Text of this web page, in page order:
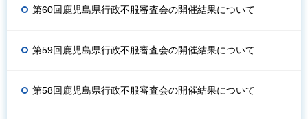
第60回鹿児島県行政不服審査会の開催結果について
第59回鹿児島県行政不服審査会の開催結果について
第58回鹿児島県行政不服審査会の開催結果について